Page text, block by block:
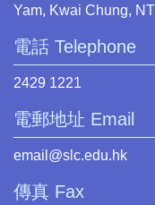
Yam, Kwai Chung, NT
電話 Telephone
2429 1221
電郵地址 Email
email@slc.edu.hk
傳真 Fax